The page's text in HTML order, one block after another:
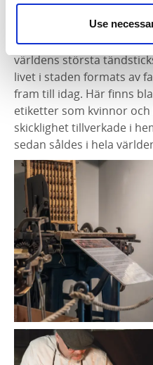
Use
VULCANS VÄG 5,
Det luktar fortfarande
smedjan i museet. Här
världens största
livet i staden formats av
fram till idag. Här finns
etiketter som kvinnor
skicklighet tillverkade i
sedan såldes i hela